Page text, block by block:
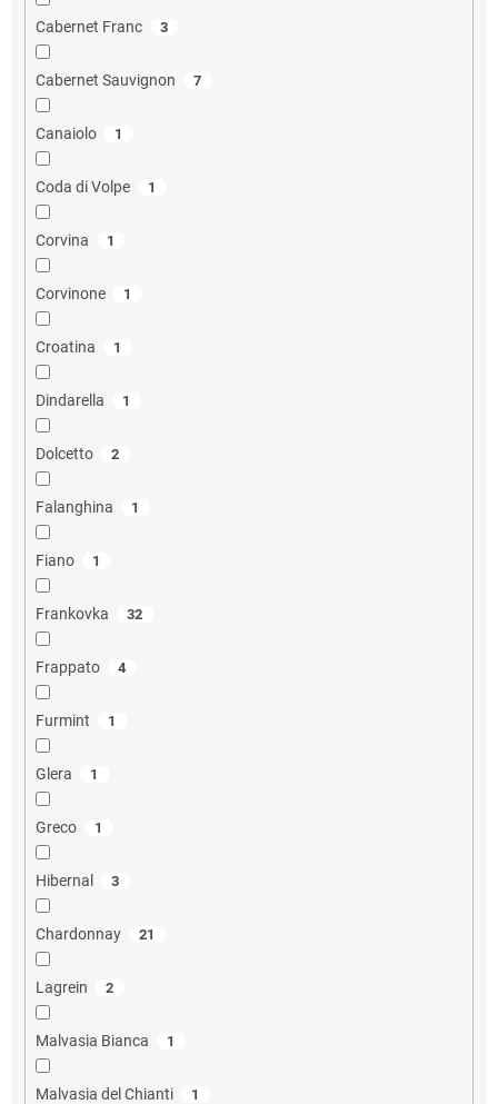
Cabernet Franc 3
Cabernet Sauvignon 7
Canaiolo 1
Coda di Volpe 1
Corvina 1
Corvinone 1
Croatina 1
Dindarella 1
Dolcetto 2
Falanghina 1
Fiano 1
Frankovka 32
Frappato 4
Furmint 1
Glera 1
Greco 1
Hibernal 3
Chardonnay 21
Lagrein 2
Malvasia Bianca 1
Malvasia del Chianti 1